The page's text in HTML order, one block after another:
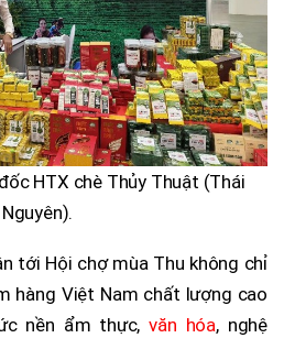
HTX chè Thủy Thuật (Thái
Nguyên).
tới Hội chợ mùa Thu không chỉ
hàng Việt Nam chất lượng cao
nền ẩm thực,văn hóa, nghệ